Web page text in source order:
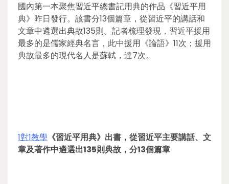
國內第一本聚焦習近平總書記用典的作品《習近平用
典》昨日發行。該書分13個篇章，從習近平的講話和
文章中遴選出典故135則。記者梳理發現，習近平援用
最多的是儒家經典名言，此中援用《論語》11次；援用
典故最多的現代名人是蘇軾，達7次。
1對1教學 《習近平用典》出書，從習近平主要講話、文
章及著作中遴選出135則典故，分13個篇章